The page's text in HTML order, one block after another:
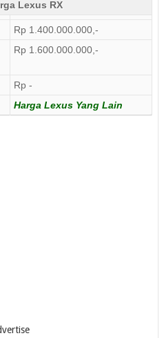
Lexus RX
Rp 1.400.000.000,-
Rp 1.600.000.000,-
Rp -
Harga Lexus Yang Lain